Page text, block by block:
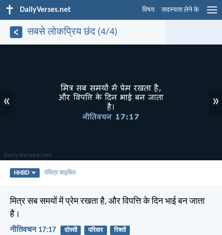
DailyVerses.net विषय सदस्यता लेने के
सबसे लोकप्रिय छंद (4/4)
« »
HHBD पवित्र बाइबिल
मित्र सब समयों में प्रेम रखता है, और विपत्ति के दिन भाई बन जाता
है।
नीतिवचन 17:17 दोस्ती परिवार रिश्तों